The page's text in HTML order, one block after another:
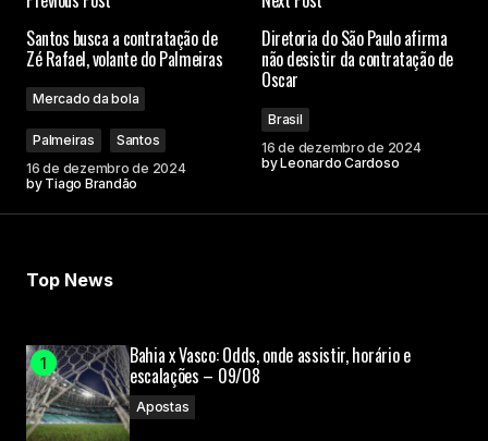
Santos busca a contratação de
Zé Rafael, volante do Palmeiras
Mercado da bola
Palmeiras
Santos
16 de dezembro de 2024
by Tiago Brandão
Diretoria do São Paulo afirma
não desistir da contratação de
Oscar
Brasil
16 de dezembro de 2024
byLeonardo Cardoso
Top News
Bahia x Vasco: Odds, onde assistir, horário e
escalações – 09/08
Apostas